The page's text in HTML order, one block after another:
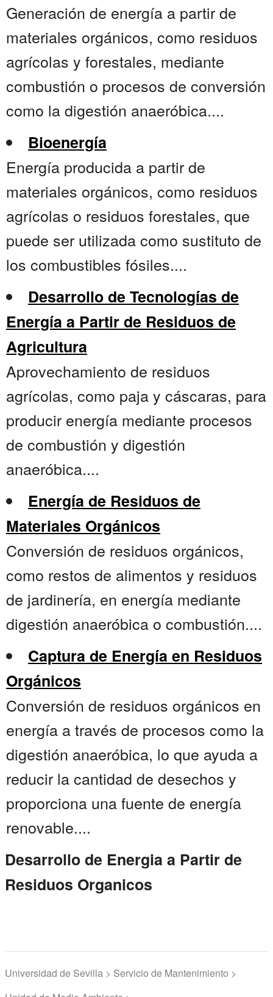
Generación de energía a partir de
materiales orgánicos, como residuos
agrícolas y forestales, mediante
combustión o procesos de conversión
como la digestión anaeróbica....
Bioenergía
Energía producida a partir de
materiales orgánicos, como residuos
agrícolas o residuos forestales, que
puede ser utilizada como sustituto de
los combustibles fósiles....
Desarrollo de Tecnologías de
Energía a Partir de Residuos de
Agricultura
Aprovechamiento de residuos
agrícolas, como paja y cáscaras, para
producir energía mediante procesos
de combustión y digestión
anaeróbica....
Energía de Residuos de
Materiales Orgánicos
Conversión de residuos orgánicos,
como restos de alimentos y residuos
de jardinería, en energía mediante
digestión anaeróbica o combustión....
Captura de Energía en Residuos
Orgánicos
Conversión de residuos orgánicos en
energía a través de procesos como la
digestión anaeróbica, lo que ayuda a
reducir la cantidad de desechos y
proporciona una fuente de energía
renovable....
Desarrollo de Energia a Partir de
Residuos Organicos
Universidad de Sevilla > Servicio de Mantenimiento >